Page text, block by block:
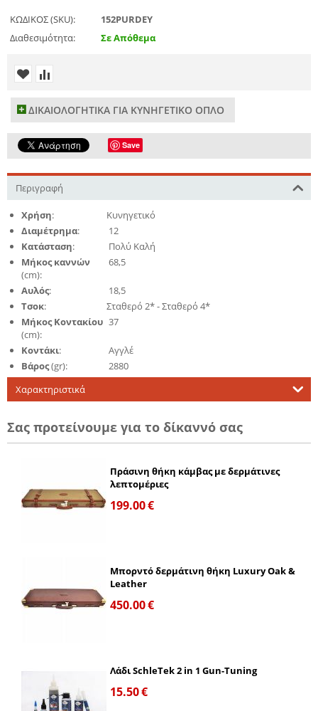
ΚΩΔΙΚΟΣ (SKU):
152PURDEY
Διαθεσιμότητα:
Σε Απόθεμα
ΔΙΚΑΙΟΛΟΓΗΤΙΚΑ ΓΙΑ ΚΥΝΗΓΕΤΙΚΟ ΟΠΛΟ
Save
Περιγραφή
Χρήση:
Κυνηγετικό
Διαμέτρημα:
12
Κατάσταση:
Πολύ Καλή
Μήκος καννών
(cm):
68,5
Αυλός:
18,5
Τσοκ:
Σταθερό 2* - Σταθερό 4*
Μήκος Κοντακίου
(cm):
37
Κοντάκι:
Αγγλέ
Βάρος(gr):
2880
Χαρακτηριστικά
Σας προτείνουμε για το δίκαννό σας
Πράσινη θήκη κάμβας με δερμάτινες
λεπτομέριες
199.00€
Μπορντό δερμάτινη θήκη Luxury Oak &
Leather
450.00€
Λάδι SchleTek 2 in 1 Gun-Tuning
15.50€